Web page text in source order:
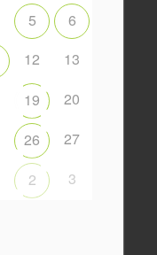
5
6
12
13
19
20
26
27
2 3